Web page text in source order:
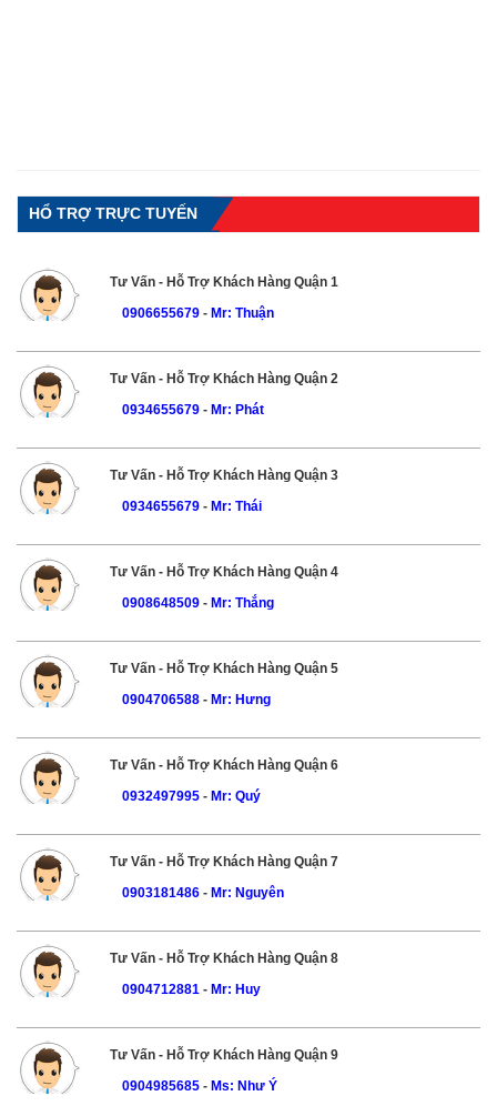
HỔ TRỢ TRỰC TUYẾN
Tư Vấn - Hỗ Trợ Khách Hàng Quận 1
0906655679 - Mr: Thuận
Tư Vấn - Hỗ Trợ Khách Hàng Quận 2
0934655679- Mr: Phát
Tư Vấn - Hỗ Trợ Khách Hàng Quận 3
0934655679- Mr: Thái
Tư Vấn - Hỗ Trợ Khách Hàng Quận 4
0908648509- Mr: Thắng
Tư Vấn - Hỗ Trợ Khách Hàng Quận 5
0904706588- Mr: Hưng
Tư Vấn - Hỗ Trợ Khách Hàng Quận 6
0932497995- Mr: Quý
Tư Vấn - Hỗ Trợ Khách Hàng Quận 7
0903181486- Mr: Nguyên
Tư Vấn - Hỗ Trợ Khách Hàng Quận 8
0904712881- Mr: Huy
Tư Vấn - Hỗ Trợ Khách Hàng Quận 9
0904985685- Ms: Như Ý